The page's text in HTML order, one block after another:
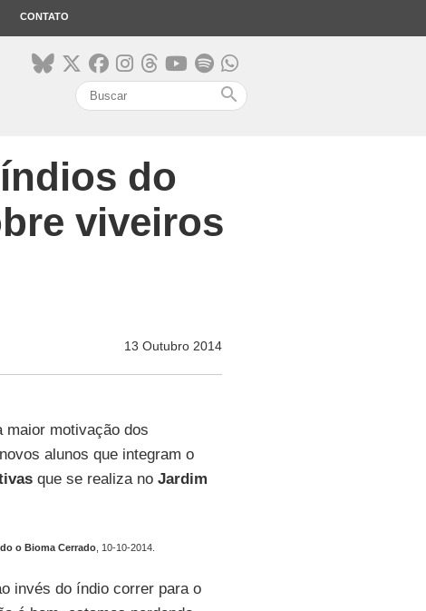
CONTATO
search
índios do
viveiros
13 Outubro 2014
maior motivação dos
alunos que integram o
que se realiza no Jardim
o Bioma Cerrado, 10-10-2014.
invés do índio correr para o